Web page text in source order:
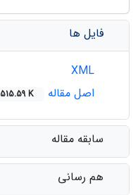
فایل ها
اصل مقاله
515.59 K
سابقه مقاله
هم رسانی